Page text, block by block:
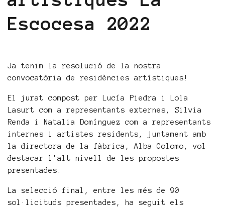
Escocesa 2022
Ja tenim la resolució de la nostra
convocatòria de residències artístiques!
El jurat compost per Lucía Piedra i Lola
Lasurt com a representants externes, Silvia
Renda i Natalia Domínguez com a representants
internes i artistes residents, juntament amb
la directora de la fàbrica, Alba Colomo, vol
destacar l'alt nivell de les propostes
presentades.
La selecció final, entre les més de 90
sol·licituds presentades, ha seguit els